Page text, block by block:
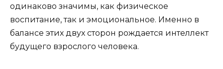
одинаково значимы, как физическое
воспитание, так и эмоциональное. Именно в
балансе этих двух сторон рождается интеллект
будущего взрослого человека.